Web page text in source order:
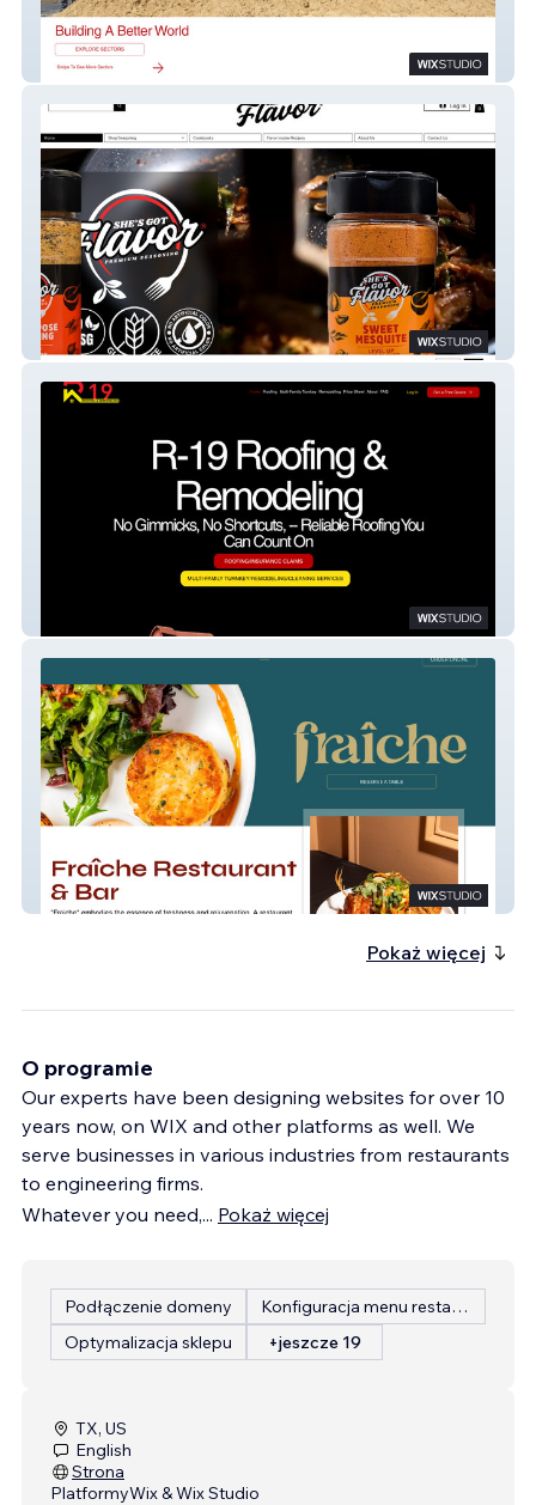
Banneker Ventures
She's Got Flavor
Fraiche DC
Pokaż więcej
O programie
Our experts have been designing websites for over 10
years now, on WIX and other platforms as well. We
serve businesses in various industries from restaurants
to engineering firms.
Whatever you need,... Pokaż więcej
Podłączenie domeny
Konfiguracja menu restauracji
Optymalizacja sklepu
+jeszcze 19
TX, US
English
Strona
PlatformyWix & Wix Studio